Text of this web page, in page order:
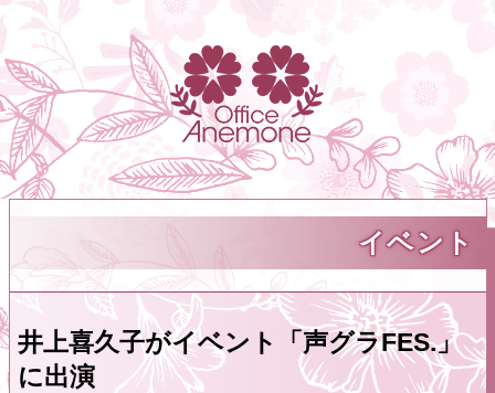
イベント
井上喜久子がイベント「声グラFES.」
に出演